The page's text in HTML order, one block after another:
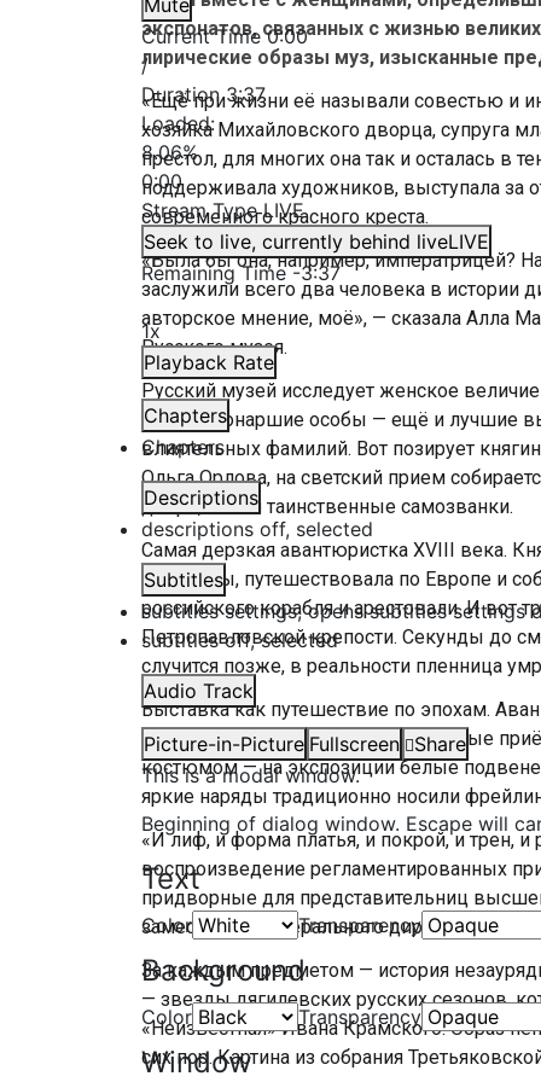
Mute
Current Time0:00
/
Duration3:37
Loaded:
8.06%
0:00
Stream TypeLIVE
Seek to live, currently behind liveLIVE
Remaining Time-3:37
1x
Playback Rate
Chapters
Chapters
Descriptions
descriptions off, selected
Subtitles
subtitles settings, opens subtitles settings
subtitles off, selected
Audio Track
Picture-in-Picture Fullscreen
Share
This is a modal window.
Beginning of dialog window. Escape will
Text
Color Transparency
Background
Color Transparency
Window
экспонатов, связанных с жизнью
лирические образы муз, изысканные
«Ещё при жизни её называли совестью и
хозяйка Михайловского дворца, супруга
престол, для многих она так и осталась в
поддерживала художников, выступала за
современного красного креста.
«Была бы она, например, императрицей?
заслужили всего два человека в истории
авторское мнение, моё», — сказала Алла
Русского музея.
Русский музей исследует женское
только монаршие особы — ещё и лучшие
влиятельных фамилий. Вот позирует
Ольга Орлова, на светский прием
дворе, есть и таинственные самозванки.
Самая дерзкая авантюристка XVIII века.
Петровны, путешествовала по Европе и
российского корабля и арестовали. И вот
Петропавловской крепости. Секунды до
случится позже, в реальности пленница
Выставка как путешествие по эпохам.
будто перемещают на торжественные
костюмом — на экспозиции белые
яркие наряды традиционно носили
«И лиф, и форма платья, и покрой, и трен,
воспроизведение регламентированных
придворные для представительниц
заместитель генерального директора по
За каждым предметом — история
— звезды дягилевских русских сезонов,
«Неизвестная» Ивана Крамского. Образ
сих пор. Картина из собрания